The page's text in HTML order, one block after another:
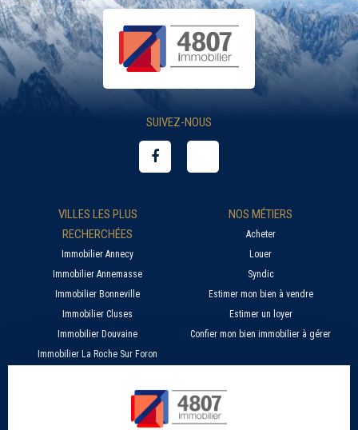
SUIVEZ-NOUS
VILLES LES PLUS
RECHERCHÉES
Immobilier Annecy
Immobilier Annemasse
Immobilier Bonneville
Immobilier Cluses
Immobilier Douvaine
Immobilier La Roche Sur Foron
NOS MÉTIERS
Acheter
Louer
Syndic
Estimer mon bien à vendre
Estimer un loyer
Confier mon bien immobilier à gérer
Nos agences 4807
SERVICES EN LIGNE
Estimer mon bien immobilier en ligne